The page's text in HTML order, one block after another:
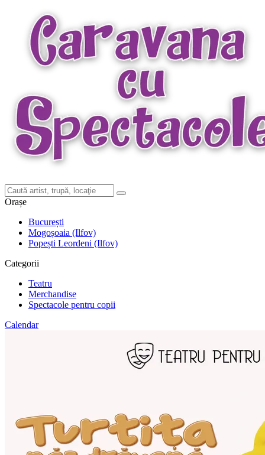
Orașe
București
Mogoșoaia (Ilfov)
Popești Leordeni (Ilfov)
Categorii
Teatru
Merchandise
Spectacole pentru copii
Calendar